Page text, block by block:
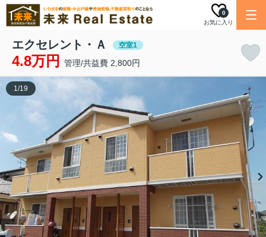
お気に入り
0
エクセレント・Ａ 空室1
4.8万円 管理/共益費 2,800円
1/19